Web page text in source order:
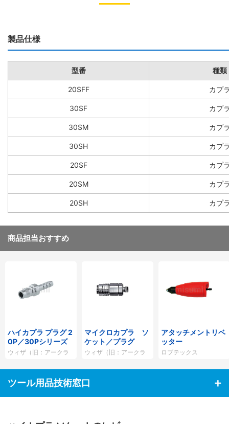
製品仕様
型番 種類
20SFF カプ
30SF カプ
30SM カプ
30SH カプ
20SF カプ
20SM カプ
20SH カプ
商品担当おすすめ
ハイカプラ プラグ 2
0P／30Pシリーズ
ウィザ（旧：アークラ
マイクロカプラ ソ
ケット／プラグ
ウィザ（旧：アークラ
アタッチメントリベ
ッター
ロブテックス
ツール用品技術窓口